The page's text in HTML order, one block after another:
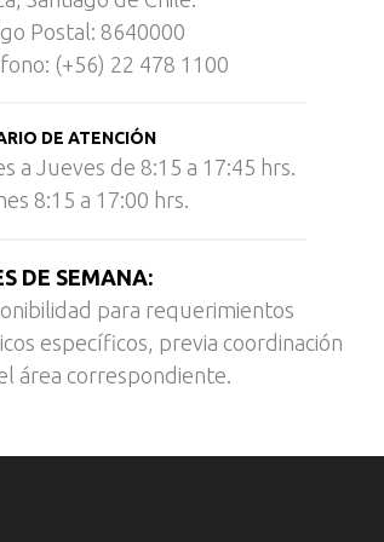
Postal: 8640000
(+56) 22 478 1100
DE ATENCIÓN
a Jueves de 8:15 a 17:45 hrs.
8:15 a 17:00 hrs.
DE SEMANA:
para requerimientos
específicos, previa coordinación
área correspondiente.